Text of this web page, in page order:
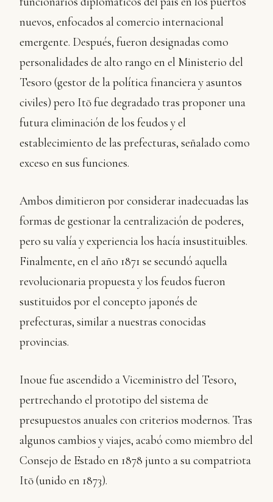
nuevos, enfocados al comercio internacional
emergente. Después, fueron designadas como
personalidades de alto rango en el Ministerio del
Tesoro (gestor de la política financiera y asuntos
civiles) pero Itō fue degradado tras proponer una
futura eliminación de los feudos y el
establecimiento de las prefecturas, señalado como
exceso en sus funciones.
Ambos dimitieron por considerar inadecuadas las
formas de gestionar la centralización de poderes,
pero su valía y experiencia los hacía insustituibles.
Finalmente, en el año 1871 se secundó aquella
revolucionaria propuesta y los feudos fueron
sustituidos por el concepto japonés de
prefecturas, similar a nuestras conocidas
provincias.
Inoue fue ascendido a Viceministro del Tesoro,
pertrechando el prototipo del sistema de
presupuestos anuales con criterios modernos. Tras
algunos cambios y viajes, acabó como miembro del
Consejo de Estado en 1878 junto a su compatriota
Itō (unido en 1873).